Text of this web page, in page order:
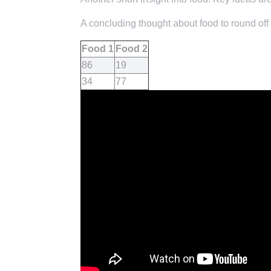
A concluding thought about food to round off
Food 1 Food 2
86
19
34
77